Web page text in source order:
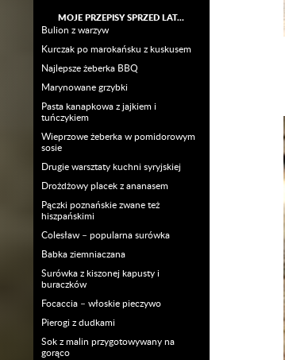
MOJE PRZEPISY SPRZED LAT…
Bulion z warzyw
Kurczak po marokańsku z kuskusem
Najlepsze żeberka BBQ
Marynowane grzybki
Pasta kanapkowa z jajkiem i
tuńczykiem
Wieprzowe żeberka w pomidorowym
sosie
Drugie warsztaty kuchni syryjskiej
Drożdżowy placek z ananasem
Pączki poznańskie zwane też
hiszpańskimi
Colesław – popularna surówka
Babka ziemniaczana
Surówka z kiszonej kapusty i
buraczków
Focaccia – włoskie pieczywo
Pierogi z dudkami
Sok z malin przygotowywany na
gorąco